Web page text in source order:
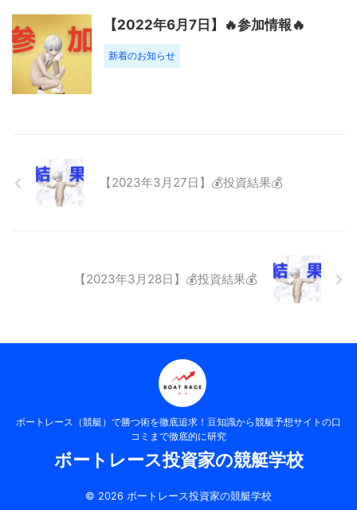
【2022年6月7日】🔥参加情報🔥
新着のお知らせ
【2023年3月27日】💰投資結果💰
【2023年3月28日】💰投資結果💰
ボートレース（競艇）で勝つ術を徹底追求！豆知識から競艇予想サイトの口
コミまで徹底的に研究
ボートレース投資家の競艇学校
© 2026 ボートレース投資家の競艇学校